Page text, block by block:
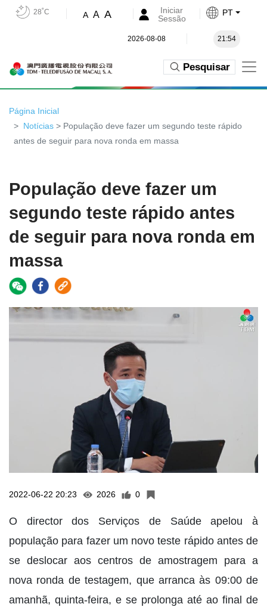
28˚C A A A
Iniciar
Sessão
PT
2026-08-08 21:54
Pesquisar
Página Inicial
Notícias > População deve fazer um segundo teste rápido
antes de seguir para nova ronda em massa
População deve fazer um
segundo teste rápido antes
de seguir para nova ronda em
massa
2022-06-22 20:23 2026 0
O director dos Serviços de Saúde apelou à
população para fazer um novo teste rápido antes de
se deslocar aos centros de amostragem para a
nova ronda de testagem, que arranca às 09:00 de
amanhã, quinta-feira, e se prolonga até ao final de